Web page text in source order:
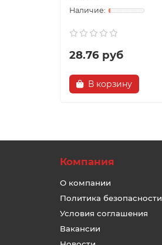
28.76 руб
В корзину
Компания
О компании
Политика безопасности
Условия соглашения
Вакансии